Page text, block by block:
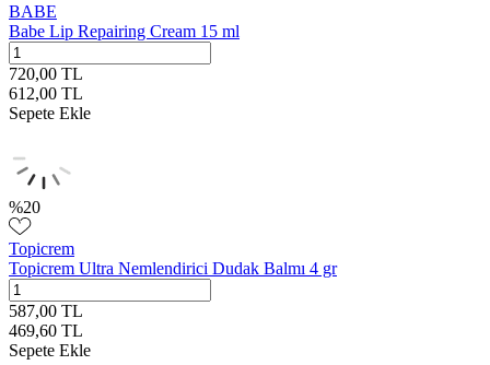
BABE
Babe Lip Repairing Cream 15 ml
720,00 TL
612,00 TL
Sepete Ekle
%20
Topicrem
Topicrem Ultra Nemlendirici Dudak Balmı 4 gr
587,00 TL
469,60 TL
Sepete Ekle